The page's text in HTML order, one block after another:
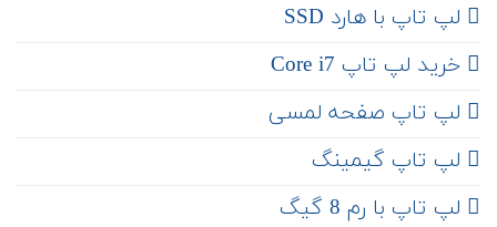
لپ تاپ با هارد SSD
خرید لپ تاپ Core i7
لپ تاپ صفحه لمسی
لپ تاپ گیمینگ
لپ تاپ با رم 8 گیگ